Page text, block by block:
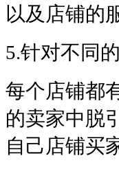
以及店铺的
5.针对不同
每个店铺都
的卖家中脱
自己店铺买